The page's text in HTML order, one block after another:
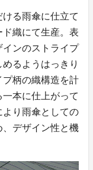
る雨傘に仕立て
織にて生産。表
ンのストライプ
るようはっきり
プ柄の織構造を計
本に仕上がって
り雨傘としての
デザイン性と機